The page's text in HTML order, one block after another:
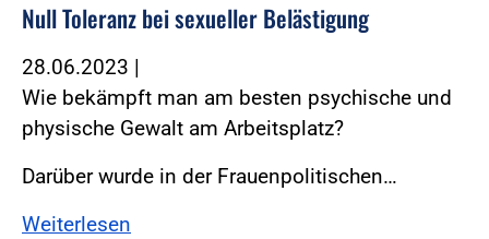
Null Toleranz bei sexueller Belästigung
28.06.2023 |
Wie bekämpft man am besten psychische und
physische Gewalt am Arbeitsplatz?
Darüber wurde in der Frauenpolitischen…
Weiterlesen